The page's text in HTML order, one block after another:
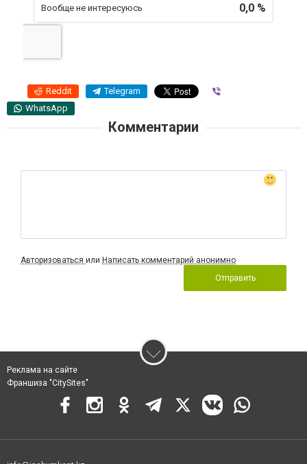
0,0 %
Вообще не интересуюсь
Reddit Telegram
WhatsApp
Комментарии
Авторизоваться или Написать комментарий анонимно
Отправить
Реклама на сайте
Франшиза "CitySites"